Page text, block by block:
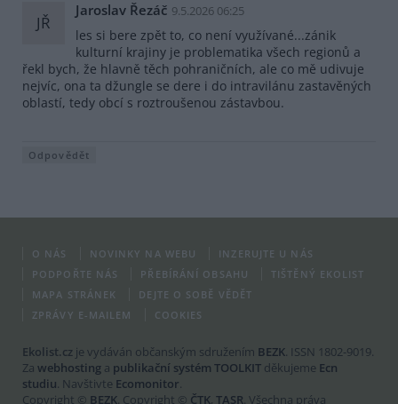
JŘ
Jaroslav Řezáč 9.5.2026 06:25
les si bere zpět to, co není využívané...zánik
kulturní krajiny je problematika všech regionů a
řekl bych, že hlavně těch pohraničních, ale co mě udivuje
nejvíc, ona ta džungle se dere i do intravilánu zastavěných
oblastí, tedy obcí s roztroušenou zástavbou.
Odpovědět
O NÁS NOVINKY NA WEBU
INZERUJTE U NÁS
PODPOŘTE NÁS
PŘEBÍRÁNÍ OBSAHU
TIŠTĚNÝ EKOLIST
MAPA STRÁNEK
DEJTE O SOBĚ VĚDĚT
ZPRÁVY E-MAILEM
COOKIES
Ekolist.cz je vydáván občanským sdružením BEZK . ISSN 1802-9019.
Za webhosting a publikační systém TOOLKIT děkujeme Ecn
studiu . Navštivte Ecomonitor
Copyright © BEZK . Copyright © ČTK, TASR . Všechna práva